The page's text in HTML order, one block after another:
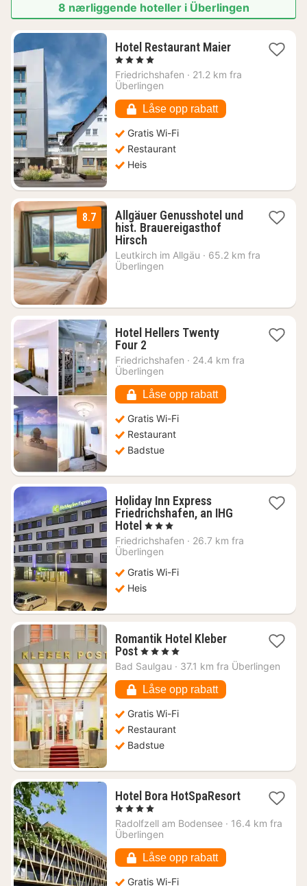
8 nærliggende hoteller i Überlingen
Hotel Restaurant Maier1
fra
, 4 Stjerner
Friedrichshafen · 21.2 km fra
Überlingen
Låse opp rabatt
Gratis Wi-Fi
Restaurant
Heis
8.7
Allgäuer Genusshotel und
hist. Brauereigasthof
Hirsch1
natt
fra
1046
Leutkirch im Allgäu · 65.2 km fra
Überlingen
Hotel Hellers Twenty
Four 21
natt
fra
900
kr.
Friedrichshafen · 24.4 km fra
Überlingen
Låse opp rabatt
Gratis Wi-Fi
Restaurant
Badstue
Holiday Inn Express
Friedrichshafen, an IHG
Hotel 1
natt
fra
1013
kr.
, 3 Stjerner
Friedrichshafen · 26.7 km fra
Überlingen
Gratis Wi-Fi
Heis
Romantik Hotel Kleber
Post1
natt
1347
kr.
, 4 Stjerner
Bad Saulgau · 37.1 km fra Überlingen
Låse opp rabatt
Gratis Wi-Fi
Restaurant
Badstue
Hotel Bora HotSpaResort1
fra
, 4 Stjerner
Radolfzell am Bodensee · 16.4 km fra
Überlingen
Låse opp rabatt
Gratis Wi-Fi